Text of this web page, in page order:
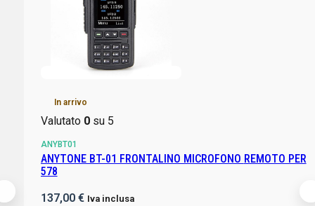
In arrivo
Valutato 0su 5
ANYBT01
ANYTONE BT-01 FRONTALINO MICROFONO REMOTO PER
578
137,00 € Iva inclusa